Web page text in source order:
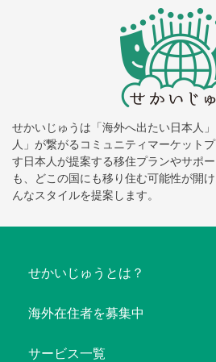
せかいじゅうは「海外へ出たい日本人
人」が繋がるコミュニティマーケット
す日本人が提案する移住プランやサポ
も、どこの国にも移り住む可能性が開
んなスタイルを提案します。
せかいじゅうとは？
海外在住者を募集中
サービス一覧